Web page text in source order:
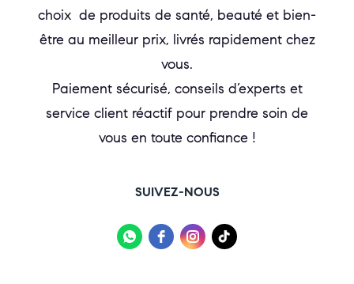
choix de produits de santé, beauté et bien-
être au meilleur prix, livrés rapidement chez
vous.
Paiement sécurisé, conseils d’experts et
service client réactif pour prendre soin de
vous en toute confiance !
SUIVEZ-NOUS